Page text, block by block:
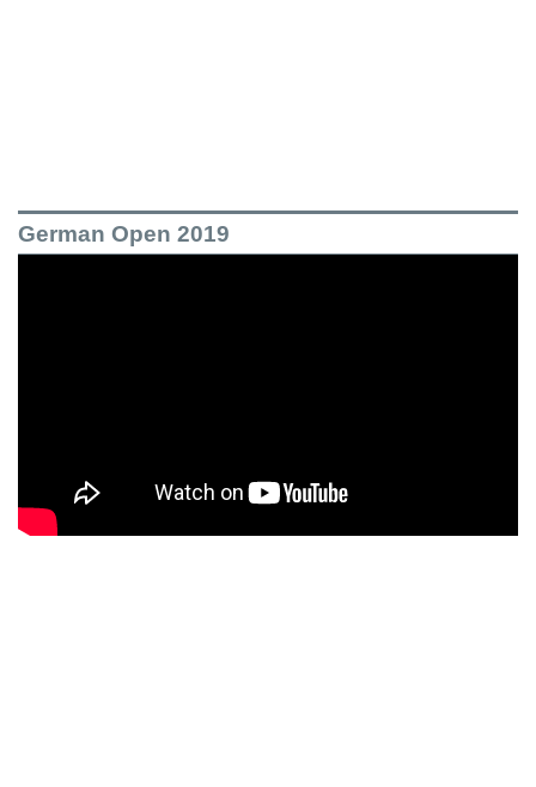
German Open 2019